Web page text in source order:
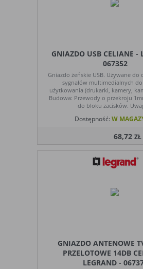
GNIAZDO USB CELIANE -
067352
Gniazdo żeńskie USB. Używane do
sygnałów multimedialnych
użytkowania (drukarki, kamery,
Budowa: Przewody o przekroju
do bloku zacisków.
Dostępność: W
68,72ZŁ
GNIAZDO ANTENOWE
PRZELOTOWE 14DB
LEGRAND -